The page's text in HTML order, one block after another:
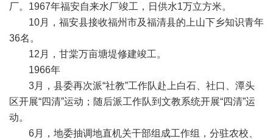
厂。1967年福安自来水厂竣工，日供水1万立方米。
10月，福安县接收福州市及福清县的上山下乡知识青年
36名。
12月，甘棠万亩塘堤修建竣工。
1966年
3月，县委再次派“社教”工作队赴上白石、社口、潭头
区开展“四清”运动；随后派工作队到文教系统开展“四清”运
动。
6月，地委抽调地直机关干部组成工作组，分驻农校、